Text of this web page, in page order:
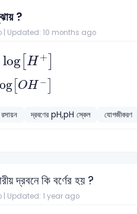
?
Updated: 10 months ago
log[ H +
log H+]
OH −
OH-]
রসায়ন দ্রবণের pH,pH স্কেল যোগজীকরণ
দ্রবনে কি বর্ণের হয় ?
Updated: 1 year ago